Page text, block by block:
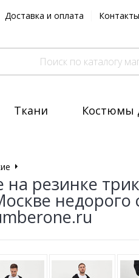
Доставка и оплата Контакты
Ткани Костюмы
на резинке